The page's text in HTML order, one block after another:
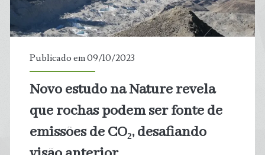
Publicado em 09/10/2023
Novo estudo na Nature revela
que rochas podem ser fonte de
emissões de CO₂, desafiando